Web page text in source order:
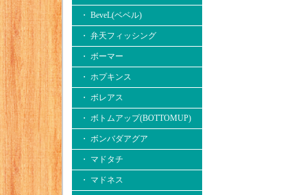
・ BeveL(ベベル)
・ 弁天フィッシング
・ ボーマー
・ ホプキンス
・ ボレアス
・ ボトムアップ(BOTTOMUP)
・ ボンバダアグア
・ マドタチ
・ マドネス